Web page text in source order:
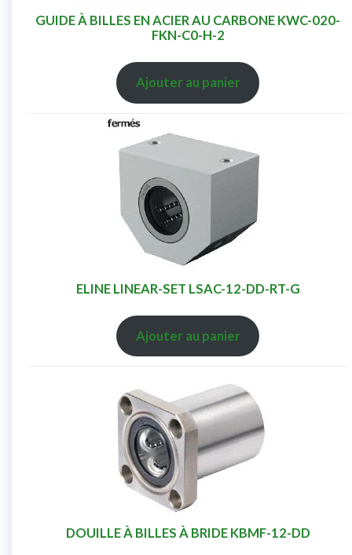
GUIDE À BILLES EN ACIER AU CARBONE KWC-020-
FKN-C0-H-2
Ajouter au panier
ELINE LINEAR-SET LSAC-12-DD-RT-G
Ajouter au panier
DOUILLE À BILLES À BRIDE KBMF-12-DD